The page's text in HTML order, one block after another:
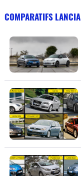
COMPARATIFS LANCIA